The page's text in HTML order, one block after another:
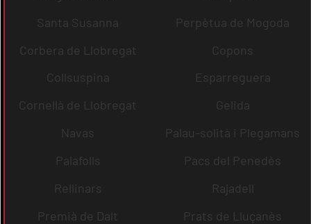
Santa Susanna
Perpètua de Mogoda
Corbera de Llobregat
Copons
Collsuspina
Esparreguera
Cornellà de Llobregat
Gelida
Navas
Palau-solità i Plegamans
Palafolls
Pacs del Penedès
Rellinars
Rajadell
Premià de Dalt
Prats de Lluçanès